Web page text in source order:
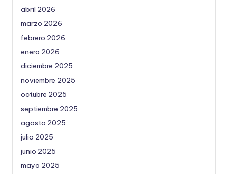
abril 2026
marzo 2026
febrero 2026
enero 2026
diciembre 2025
noviembre 2025
octubre 2025
septiembre 2025
agosto 2025
julio 2025
junio 2025
mayo 2025